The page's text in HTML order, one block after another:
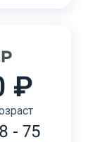
₽
- 75